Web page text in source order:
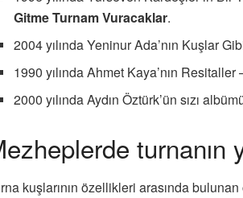
Gitme Turnam Vuracaklar.
2004 yılında Yeninur Ada’nın Kuşlar
1990 yılında Ahmet Kaya’nın
2000 yılında Aydın Öztürk’ün sızı
turnanın
kuşlarının özellikleri arasında